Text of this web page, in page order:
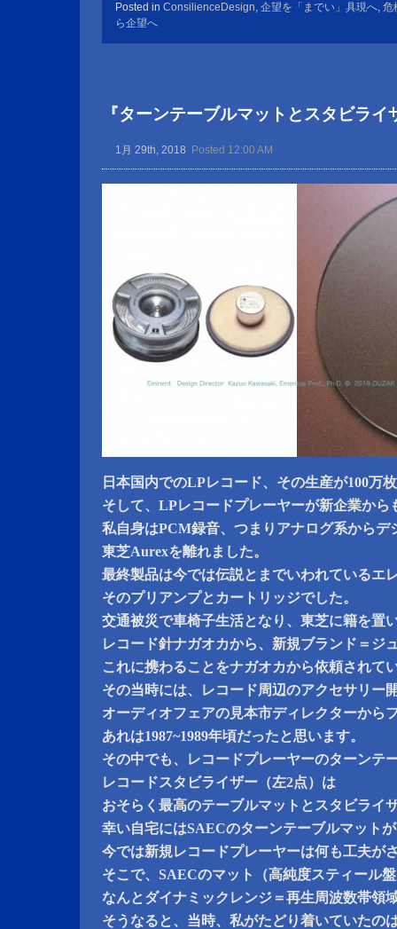
Posted in ConsilienceDesign, 企望を「までい」具現へ, 危
ら企望へ
『ターンテーブルマットとスタビラ
1月 29th, 2018 Posted 12:00 AM
日本国内でのLPレコード、その生産が100万
そして、LPレコードプレーヤーが新企業から
私自身はPCM録音、つまりアナログ系からデ
東芝Aurexを離れました。
最終製品は今では伝説とまでいわれているエ
そのプリアンプとカートリッジでした。
交通被災で車椅子生活となり、東芝に籍を置
レコード針ナガオカから、新規ブランド＝ジ
これに携わることをナガオカから依頼されて
その当時には、レコード周辺のアクセサリー
オーディオフェアの見本市ディレクターから
あれは1987~1989年頃だったと思います。
その中でも、レコードプレーヤーのターンテ
レコードスタビライザー（左2点）は
おそらく最高のテーブルマットとスタビライ
幸い自宅にはSAECのターンテーブルマット
今では新規レコードプレーヤーは何も工夫が
そこで、SAECのマット（高純度スティール
なんとダイナミックレンジ＝再生周波数帯領
そうなると、当時、私がたどり着いていたの